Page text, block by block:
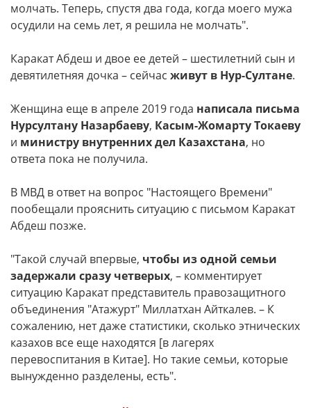
молчать. Теперь, спустя два года, когда моего мужа
осудили на семь лет, я решила не молчать".
Каракат Абдеш и двое ее детей – шестилетний сын и
девятилетняя дочка – сейчас живут в Нур-Султане.
Женщина еще в апреле 2019 года написала письма
Нурсултану Назарбаеву, Касым-Жомарту Токаеву
и министру внутренних дел Казахстана, но
ответа пока не получила.
В МВД в ответ на вопрос "Настоящего Времени"
пообещали прояснить ситуацию с письмом Каракат
Абдеш позже.
"Такой случай впервые, чтобы из одной семьи
задержали сразу четверых, – комментирует
ситуацию Каракат представитель правозащитного
объединения "Атажурт" Миллатхан Айткалев. – К
сожалению, нет даже статистики, сколько этнических
казахов все еще находятся [в лагерях
перевоспитания в Китае]. Но такие семьи, которые
вынужденно разделены, есть".